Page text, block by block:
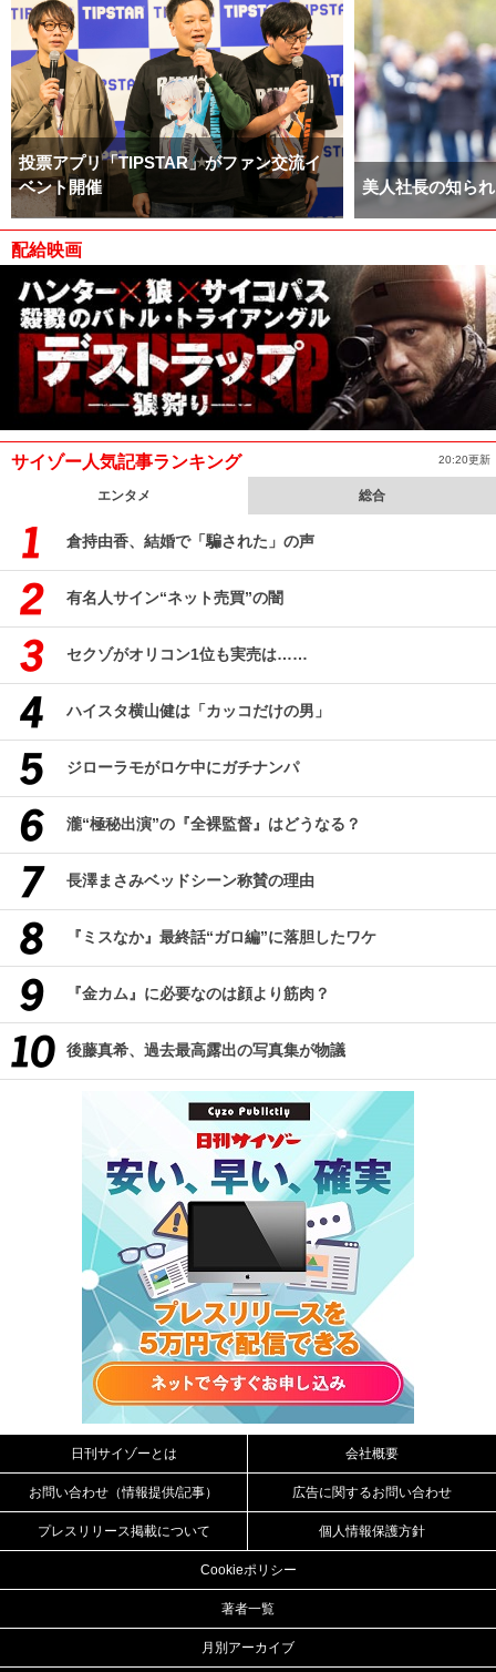
投票アプリ「TIPSTAR」がファン交流イ
ベント開催
美人社長の知ら
配給映画
サイゾー人気記事ランキング 20:20更新
エンタメ 総合
倉持由香、結婚で「騙された」の声
有名人サイン“ネット売買”の闇
セクゾがオリコン1位も実売は……
ハイスタ横山健は「カッコだけの男」
ジローラモがロケ中にガチナンパ
瀧“極秘出演”の『全裸監督』はどうなる？
長澤まさみベッドシーン称賛の理由
『ミスなか』最終話“ガロ編”に落胆したワケ
『金カム』に必要なのは顔より筋肉？
後藤真希、過去最高露出の写真集が物議
日刊サイゾーとは 会社概要
お問い合わせ（情報提供/記事） 広告に関するお問い合わせ
プレスリリース掲載について 個人情報保護方針
Cookieポリシー
著者一覧
月別アーカイブ